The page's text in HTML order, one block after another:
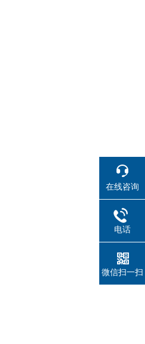
在线咨询
电话
微信扫一扫